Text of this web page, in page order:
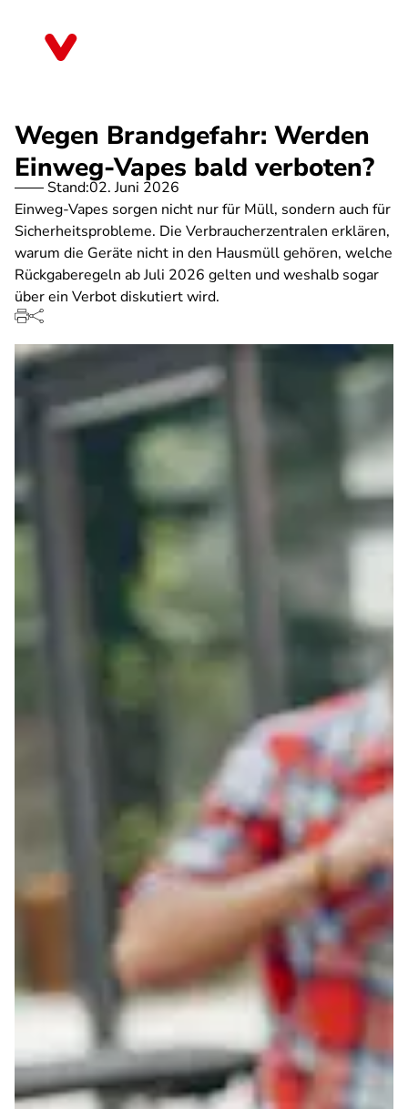
Wegen Brandgefahr: Werden
Einweg-Vapes bald verboten?
Stand:02. Juni 2026
Einweg-Vapes sorgen nicht nur für Müll, sondern auch für
Sicherheitsprobleme. Die Verbraucherzentralen erklären,
warum die Geräte nicht in den Hausmüll gehören, welche
Rückgaberegeln ab Juli 2026 gelten und weshalb sogar
über ein Verbot diskutiert wird.